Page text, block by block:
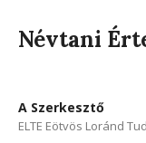
Névtani
A Szerkesztő
ELTE Eötvös Loránd